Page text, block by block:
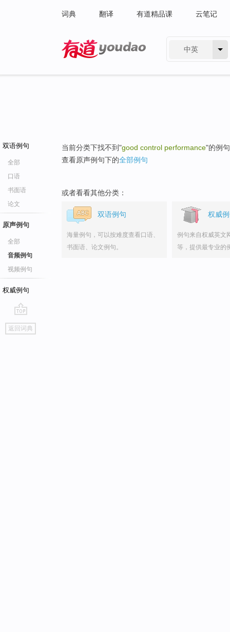
词典 翻译 有道精品课 云笔记
中英
双语例句
全部
口语
书面语
论文
原声例句
全部
音频例句
视频例句
权威例句
go
top
返回词典
当前分类下找不到"good control performance"的例
查看原声例句下的全部例句
或者看看其他分类：
双语例句
海量例句，可以按难度查看口语、
书面语、论文例句。
权威
例句来自权威英文
等，提供最专业的